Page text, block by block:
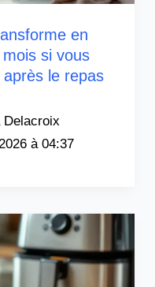
en
si vous
le repas
Delacroix
à 04:37